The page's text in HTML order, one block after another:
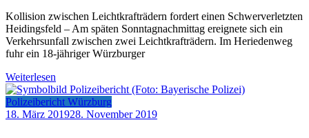
Kollision zwischen Leichtkrafträdern fordert einen Schwerverletzten
Heidingsfeld – Am späten Sonntagnachmittag ereignete sich ein
Verkehrsunfall zwischen zwei Leichtkrafträdern. Im Heriedenweg
fuhr ein 18-jähriger Würzburger
Weiterlesen
Polizeibericht Würzburg
18. März 201928. November 2019